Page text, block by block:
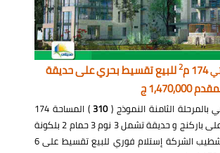
174 م 2للبيع تقسيط بحري على حديقة
ج
الثامنة النموذج (310
) المساحة 174
بحري تطل على باركنج و حديقة تشمل 3 نوم 3 حمام 2 بلكونة
بالطابق الثالث تشطيب الشركة إستلام فوري للبيع تقسيط على 6